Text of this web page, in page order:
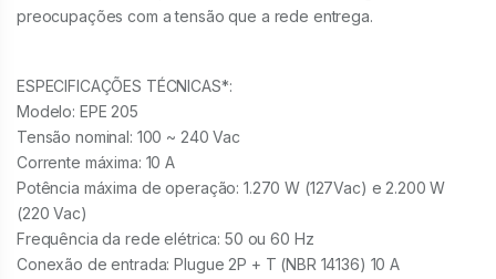
preocupações com a tensão que a rede entrega.
ESPECIFICAÇÕES TÉCNICAS*:
Modelo: EPE 205
Tensão nominal: 100 ~ 240 Vac
Corrente máxima: 10 A
Potência máxima de operação: 1.270 W (127Vac) e 2.200 W
(220 Vac)
Frequência da rede elétrica: 50 ou 60 Hz
Conexão de entrada: Plugue 2P + T (NBR 14136) 10 A